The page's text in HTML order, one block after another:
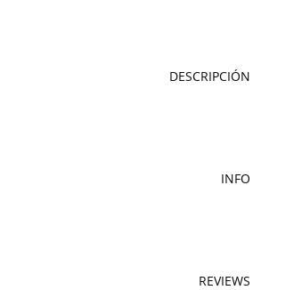
DESCRIPCIÓN
INFO
REVIEWS